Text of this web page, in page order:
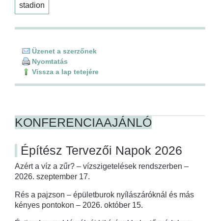
stadion
Üzenet a szerzőnek
Nyomtatás
Vissza a lap tetejére
KONFERENCIAAJÁNLÓ
Építész Tervezői Napok 2026
Azért a víz a zűr? – vízszigetelések rendszerben –
2026. szeptember 17.
Rés a pajzson – épületburok nyílászáróknál és más
kényes pontokon – 2026. október 15.